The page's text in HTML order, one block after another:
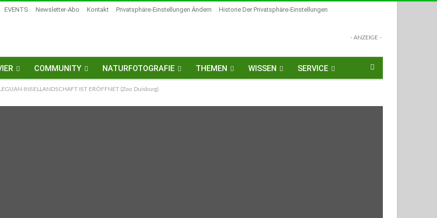
EVENTS Newsletter-Abo Kontakt Privatsphäre-Einstellungen Ändern
Historie Der Privatsphäre-Einstellungen
- ANZEIGE -
COMMUNITY NATURFOTOGRAFIE THEMEN WISSEN SERVICE
INSELLANDSCHAFT IST ERÖFFNET (Zoo Duisburg)